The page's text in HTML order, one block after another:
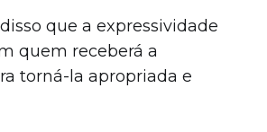
que a expressividade
quem receberá a
torná-la apropriada e